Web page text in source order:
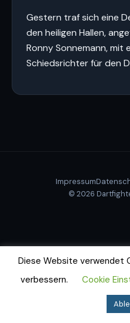
Gestern traf sich eine
den heiligen Hallen,
Ronny Sonnemann, mit
Schiedsrichter für den
Impressum
© 2026
Diese Website verwendet
verbessern.
Cookie